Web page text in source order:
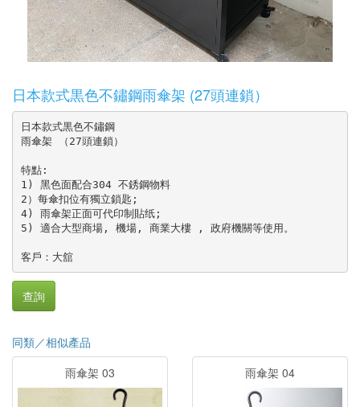
日本款式黒色不鏽鋼雨傘架 (27頭連鎖）
日本款式黒色不鏽鋼
雨傘架 （27頭連鎖）
特點:
1) 黑色面配合304 不銹鋼物料
2）每傘扣位有獨立鎖匙;
4) 雨傘架正面可代印制貼纸;
5) 適合大型商場, 機場, 商業大樓 , 政府機關等使用。
客戶：大舘
查詢
同類／相似產品
雨傘架 03
雨傘架 04